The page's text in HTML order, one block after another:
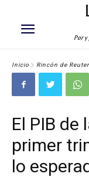
Por y
Inicio Rincón de
El PIB de
primer
lo